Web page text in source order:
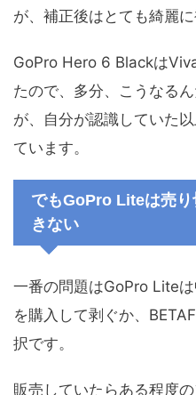
が、補正後はとても綺麗に
GoPro Hero 6 Blackは
たので、多分、こうなる
が、自分が認識していた
ています。
でもGoPro Liteは売
きない
一番の問題はGoPro Lite
を購入して剥ぐか、
択です。
販売していたらある程度